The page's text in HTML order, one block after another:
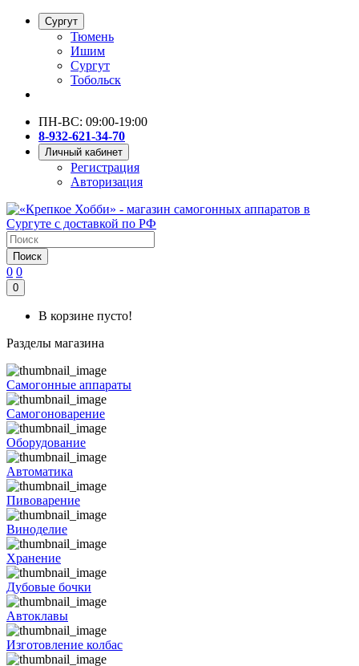
Сургут
Тюмень
Ишим
Сургут
Тобольск
ПН-ВС: 09:00-19:00
8-932-621-34-70
Личный кабинет
Регистрация
Авторизация
Поиск
0 0
0
В корзине пусто!
Разделы магазина
Самогонные аппараты
Самогоноварение
Оборудование
Автоматика
Пивоварение
Виноделие
Хранение
Дубовые бочки
Автоклавы
Изготовление колбас